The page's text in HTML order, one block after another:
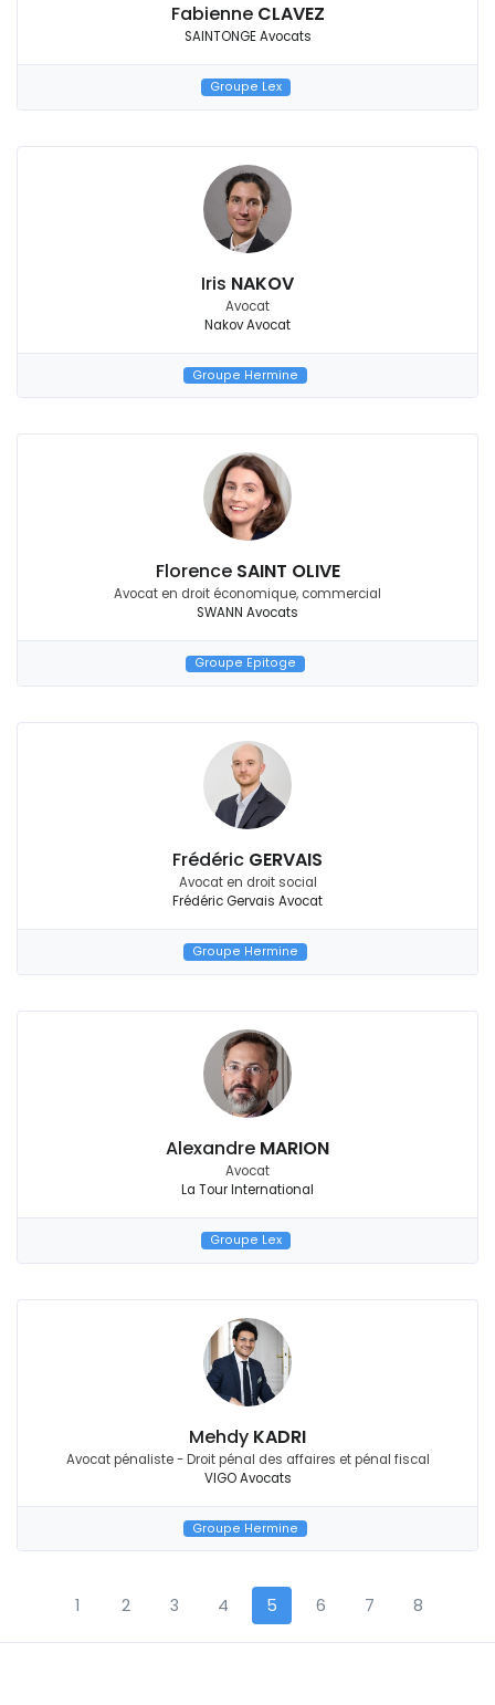
Fabienne CLAVEZ
SAINTONGE Avocats
Groupe Lex
Iris NAKOV
Avocat
Nakov Avocat
Groupe Hermine
Florence SAINT OLIVE
Avocat en droit économique, commercial
SWANN Avocats
Groupe Epitoge
Frédéric GERVAIS
Avocat en droit social
Frédéric Gervais Avocat
Groupe Hermine
Alexandre MARION
Avocat
La Tour International
Groupe Lex
Mehdy KADRI
Avocat pénaliste - Droit pénal des affaires et pénal fiscal
VIGO Avocats
Groupe Hermine
1 2 3 4 5 6 7 8